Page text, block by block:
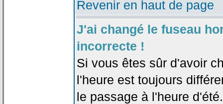
Revenir en haut de page
J'ai changé le fuseau
incorrecte !
Si vous êtes sûr d'avoir
l'heure est toujours
le passage à l'heure